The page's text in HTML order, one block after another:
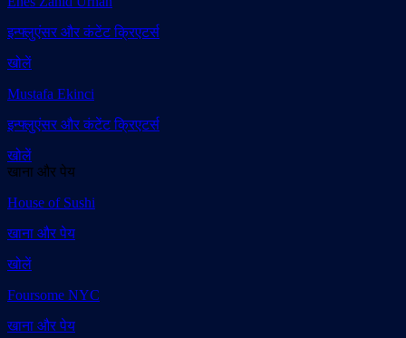
इन्फ्लुएंसर और कंटेंट क्रिएटर्स
खोलें
Mustafa Ekinci
इन्फ्लुएंसर और कंटेंट क्रिएटर्स
खोलें
खाना और पेय
House of Sushi
खाना और पेय
खोलें
Foursome NYC
खाना और पेय